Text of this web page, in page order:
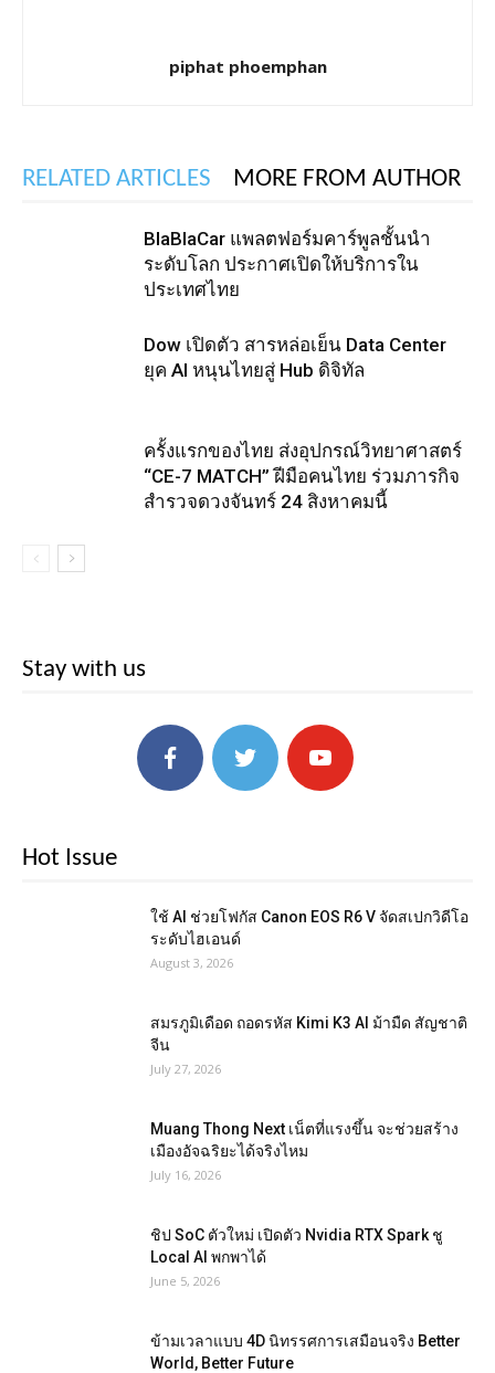
piphat phoemphan
RELATED ARTICLES MORE FROM AUTHOR
BlaBlaCar แพลตฟอร์มคาร์พูลชั้นนำ
ระดับโลก ประกาศเปิดให้บริการใน
ประเทศไทย
Dow เปิดตัว สารหล่อเย็น Data Center
ยุค AI หนุนไทยสู่ Hub ดิจิทัล
ครั้งแรกของไทย ส่งอุปกรณ์วิทยาศาสตร์
“CE-7 MATCH” ฝีมือคนไทย ร่วมภารกิจ
สำรวจดวงจันทร์ 24 สิงหาคมนี้
Stay with us
Hot Issue
ใช้ AI ช่วยโฟกัส Canon EOS R6 V จัดสเปกวิดีโอ
ระดับไฮเอนด์
August 3, 2026
สมรภูมิเดือด ถอดรหัส Kimi K3 AI ม้ามืด สัญชาติ
จีน
July 27, 2026
Muang Thong Next เน็ตที่แรงขึ้น จะช่วยสร้าง
เมืองอัจฉริยะได้จริงไหม
July 16, 2026
ชิป SoC ตัวใหม่ เปิดตัว Nvidia RTX Spark ชู
Local AI พกพาได้
June 5, 2026
ข้ามเวลาแบบ 4D นิทรรศการเสมือนจริง Better
World, Better Future